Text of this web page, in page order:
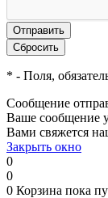
* - Поля,
Сообщение
Ваше сообщение
Вами свяжется
Закрыть окно
0
0
0 Корзина пока